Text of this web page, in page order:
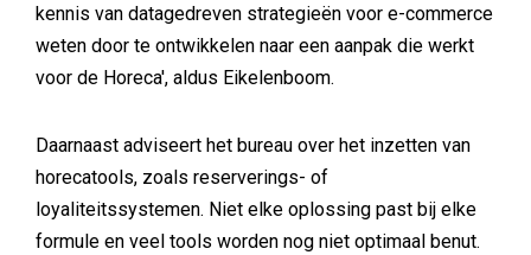
kennis van datagedreven strategieën voor e-commerce
weten door te ontwikkelen naar een aanpak die werkt
voor de Horeca', aldus Eikelenboom.
Daarnaast adviseert het bureau over het inzetten van
horecatools, zoals reserverings- of
loyaliteitssystemen. Niet elke oplossing past bij elke
formule en veel tools worden nog niet optimaal benut.